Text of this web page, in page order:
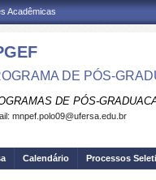
Acadêmicas
DE PÓS-
DE PÓS-
mnpef.polo09@ufersa.edu.br
Calendário Processos